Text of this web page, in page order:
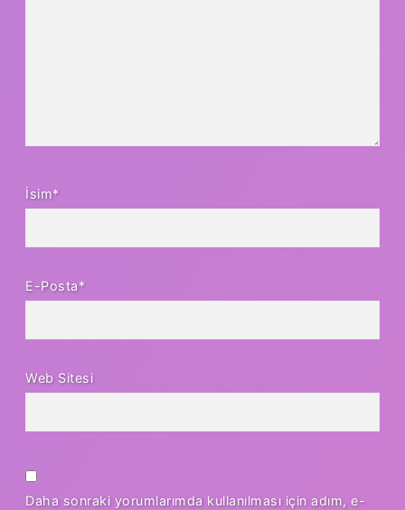
İsim*
E-Posta*
Web Sitesi
Daha sonraki yorumlarımda kullanılması için adım, e-